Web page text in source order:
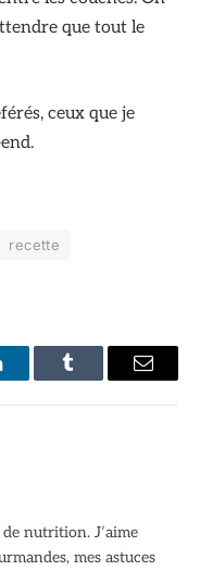
que tout le
ceux que je
recette
Tumblr Email
nutrition. J’aime
mes astuces